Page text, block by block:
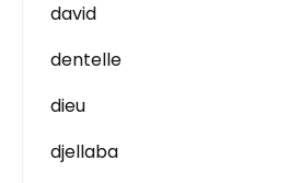
david
dentelle
dieu
djellaba